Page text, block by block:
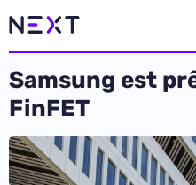
Samsung est
FinFET